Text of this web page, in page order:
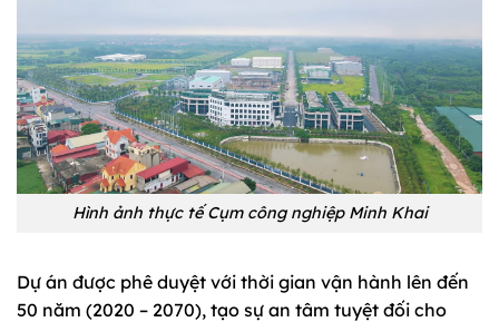
Hình ảnh thực tế Cụm công nghiệp Minh Khai
Dự án được phê duyệt với thời gian vận hành lên đến
50 năm (2020 – 2070), tạo sự an tâm tuyệt đối cho